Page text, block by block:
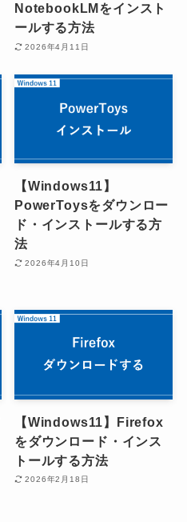
NotebookLMをインスト
ールする方法
2026年4月11日
【Windows11】
PowerToysをダウンロー
ド・インストールする方
法
2026年4月10日
【Windows11】Firefox
をダウンロード・インス
トールする方法
2026年2月18日